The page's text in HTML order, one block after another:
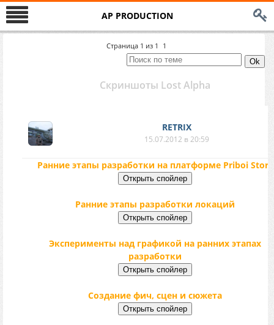
AP PRODUCTION
Страница 1 из 1 1
Скриншоты Lost Alpha
RETRIX
15.07.2012 в 20:59
Ранние этапы разработки на платформе Priboi Story
Ранние этапы разработки локаций
Эксперименты над графикой на ранних этапах
разработки
Создание фич, сцен и сюжета